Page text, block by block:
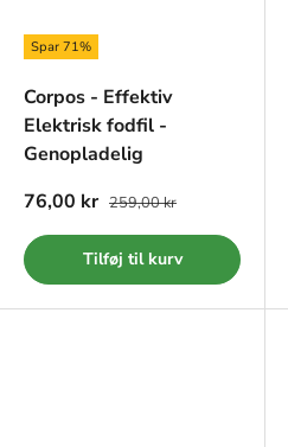
Spar 71%
Corpos - Effektiv
Elektrisk fodfil -
Genopladelig
76,00 kr 259,00 kr
Tilføj til kurv